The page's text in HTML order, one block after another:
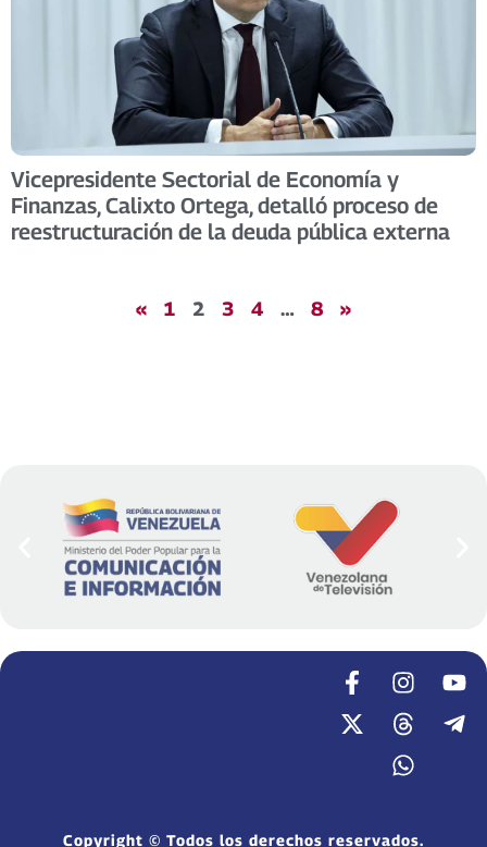
Vicepresidente Sectorial de Economía y
Finanzas, Calixto Ortega, detalló proceso de
reestructuración de la deuda pública externa
« 1 2 3 4 … 8 »
Copyright © Todos los derechos reservados.